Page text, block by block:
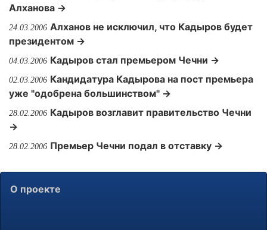
Алханова →
24.03.2006 Алханов не исключил, что Кадыров будет
президентом →
04.03.2006 Кадыров стал премьером Чечни →
02.03.2006 Кандидатура Кадырова на пост премьера
уже "одобрена большинством" →
28.02.2006 Кадыров возглавит правительство Чечни
→
28.02.2006 Премьер Чечни подал в отставку →
О проекте